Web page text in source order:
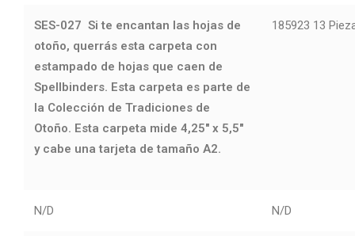
SES-027 Si te encantan las hojas de
otoño, querrás esta carpeta con
estampado de hojas que caen de
Spellbinders. Esta carpeta es parte de
la Colección de Tradiciones de
Otoño. Esta carpeta mide 4,25" x 5,5"
y cabe una tarjeta de tamaño A2.
185923 13
N/D N/D